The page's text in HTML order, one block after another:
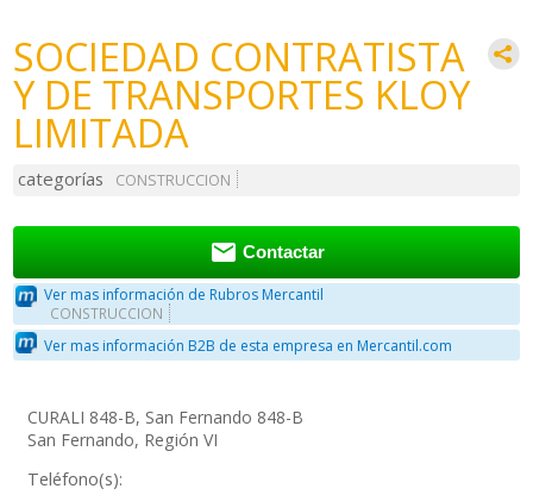
SOCIEDAD CONTRATISTA
Y DE TRANSPORTES KLOY
LIMITADA
categorías CONSTRUCCION
 Contactar
Ver mas información de Rubros Mercantil
CONSTRUCCION
Ver mas información B2B de esta empresa en Mercantil.com
CURALI 848-B, San Fernando 848-B
San Fernando, Región VI
Teléfono(s):